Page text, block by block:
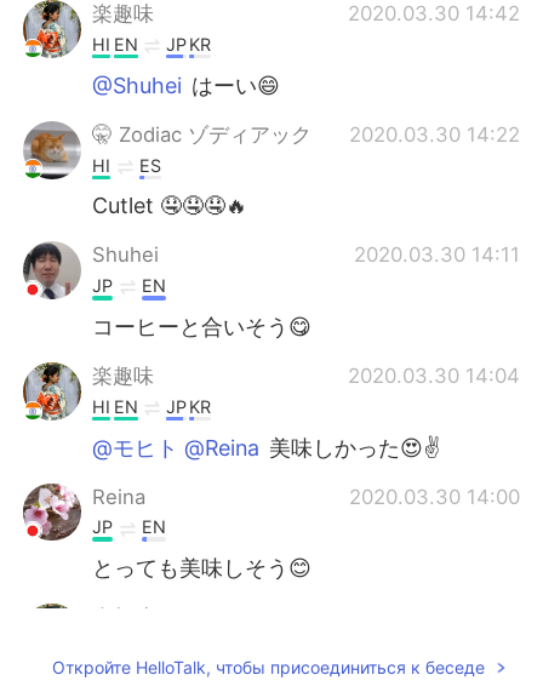
楽趣味 2020.03.30 14:42
HI EN JPKR
@Shuhei はーい😄
🤫 Zodiac ゾディアック 2020.03.30 14:22
HI ES
Cutlet 🤤🤤🤤🔥
Shuhei 2020.03.30 14:11
JP EN
コーヒーと合いそう😋
楽趣味 2020.03.30 14:04
HI EN JPKR
@モヒト @Reina 美味しかった😍✌️
Reina 2020.03.30 14:00
JP EN
とっても美味しそう😊
Откройте HelloTalk, чтобы присоединиться к беседе